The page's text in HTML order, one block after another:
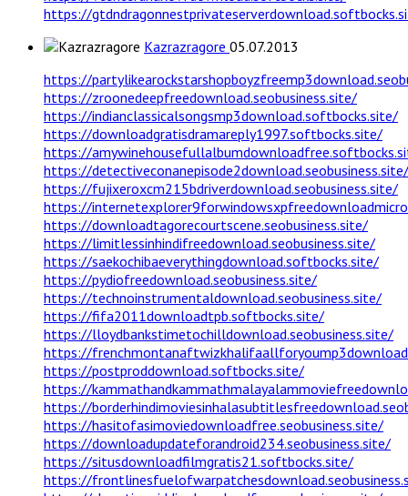
https://
Kazrazragore 05.07.2013
https://
https://zroonedeepfreedownload.seobusiness.site/
https://indianclassicalsongsmp3download.softbocks.site/
https://downloadgratisdramareply1997.softbocks.site/
https://
https://detectiveconanepisode2download.seobusiness.site/
https://fujixeroxcm215bdriverdownload.seobusiness.site/
https://
https://downloadtagorecourtscene.seobusiness.site/
https://limitlessinhindifreedownload.seobusiness.site/
https://saekochibaeverythingdownload.softbocks.site/
https://pydiofreedownload.seobusiness.site/
https://technoinstrumentaldownload.seobusiness.site/
https://fifa2011downloadtpb.softbocks.site/
https://lloydbankstimetochilldownload.seobusiness.site/
https://
https://postproddownload.softbocks.site/
https://
https://
https://hasitofasimoviedownloadfree.seobusiness.site/
https://downloadupdateforandroid234.seobusiness.site/
https://situsdownloadfilmgratis21.softbocks.site/
https://